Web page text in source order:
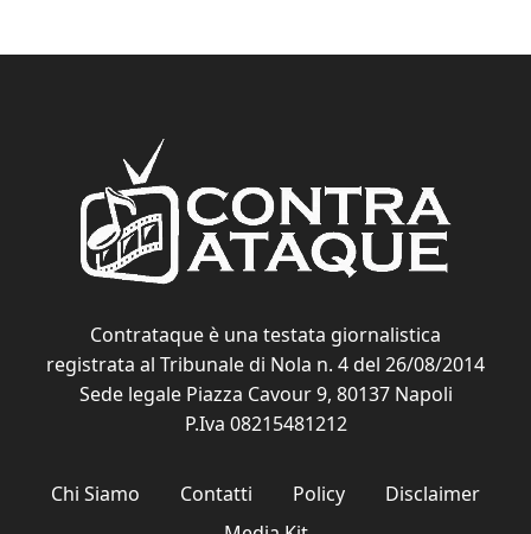
Contrataque è una testata giornalistica
registrata al Tribunale di Nola n. 4 del 26/08/2014
Sede legale Piazza Cavour 9, 80137 Napoli
P.Iva 08215481212
Chi Siamo Contatti Policy
Disclaimer